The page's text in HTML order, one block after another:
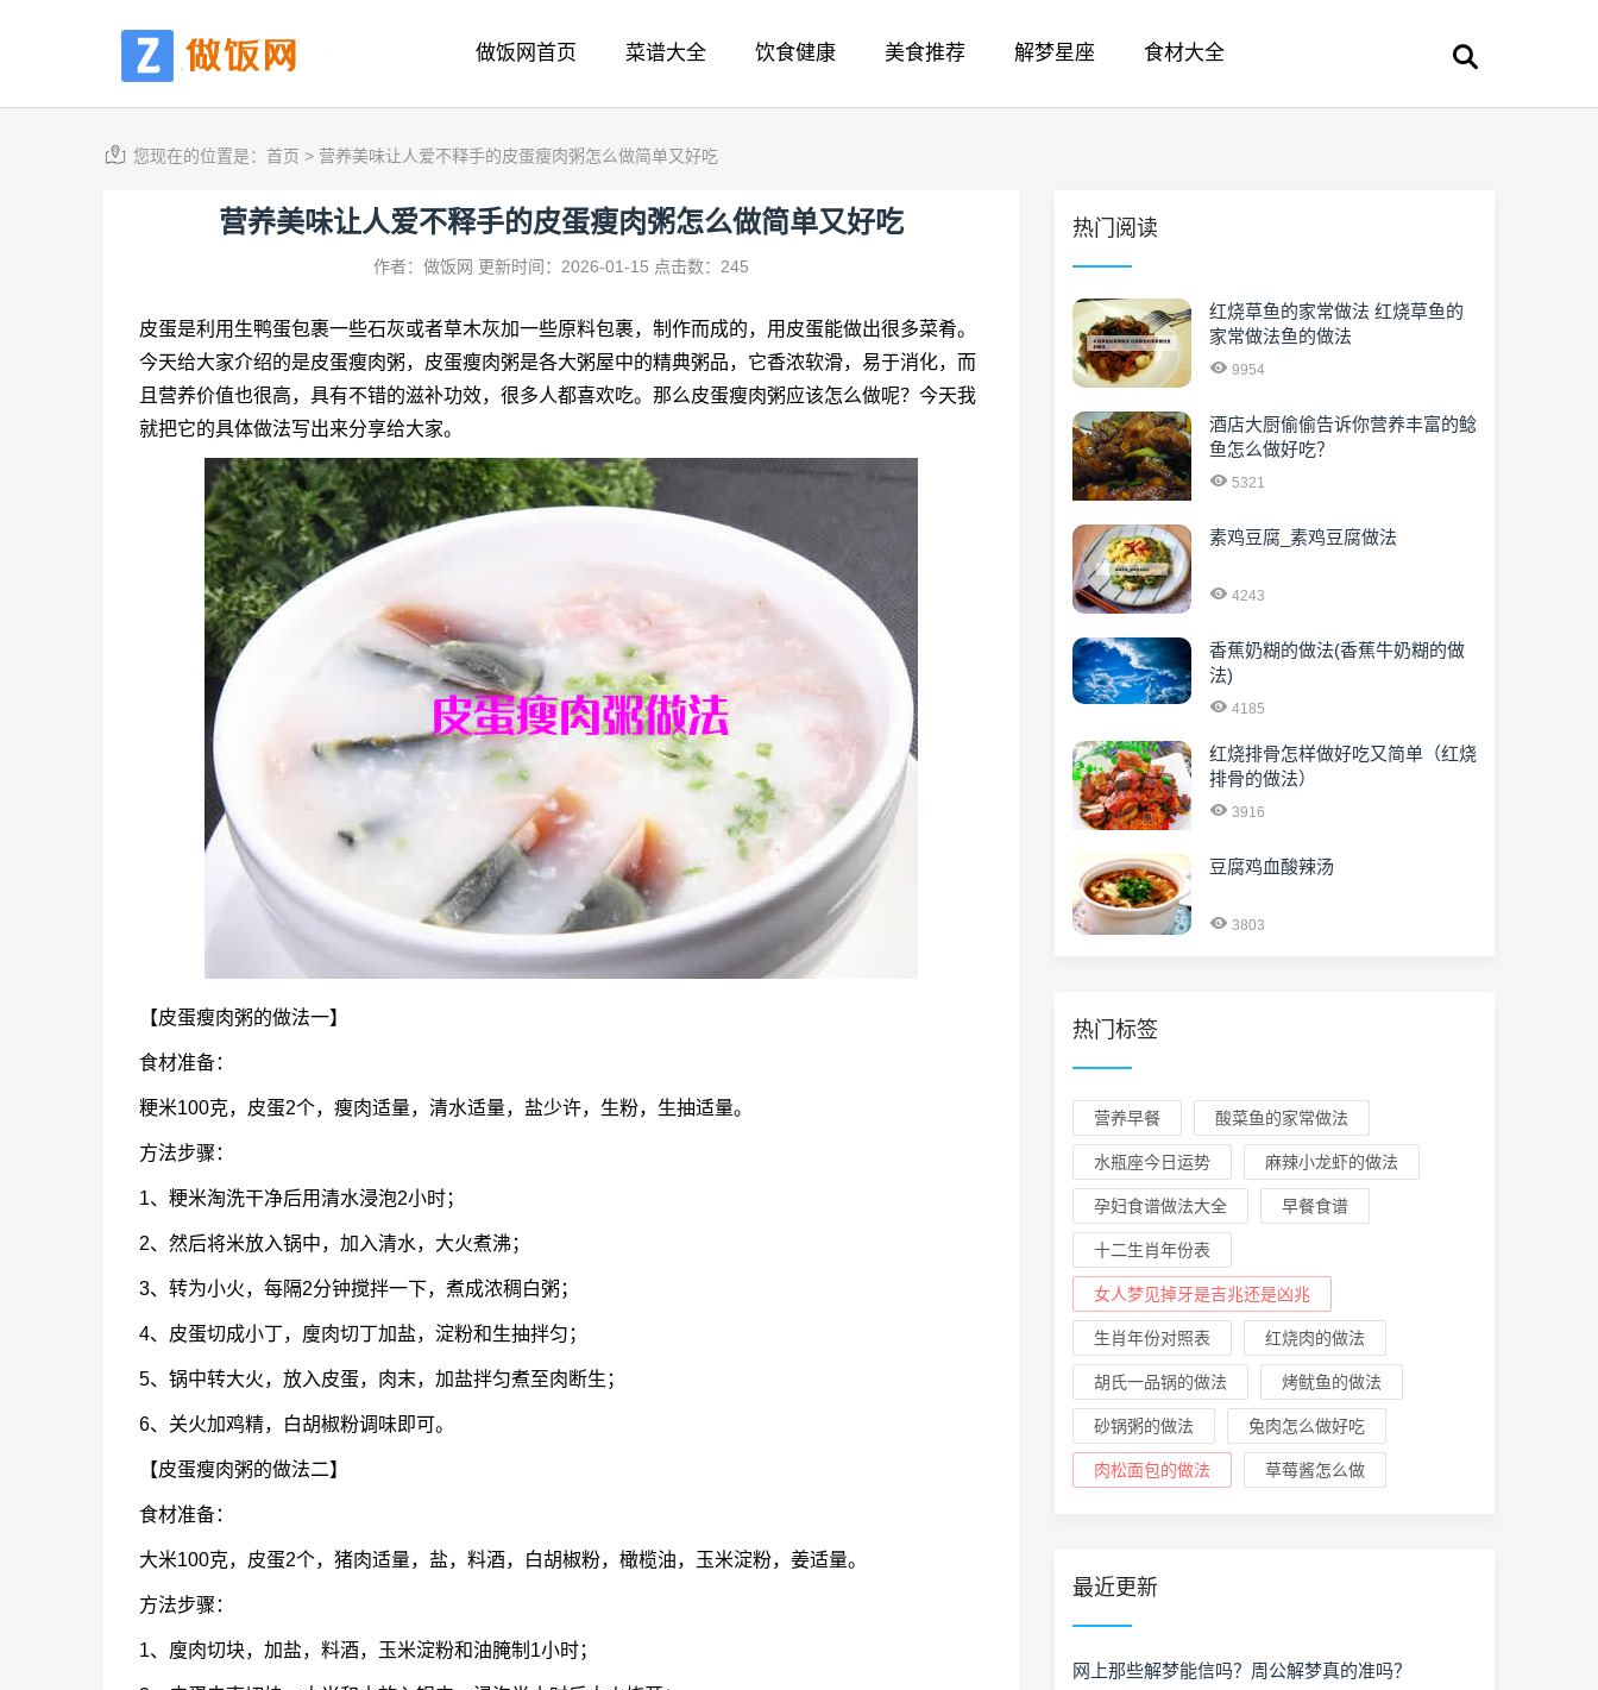
做饭网首页 菜谱大全 饮食健康 美食推荐 解梦星座 食材大全
您现在的位置是： 首页 > 营养美味让人爱不释手的皮蛋瘦肉粥怎么做简单又好吃
营养美味让人爱不释手的皮蛋瘦肉粥怎么做简单又好吃
作者：做饭网 更新时间：2026-01-15 点击数：245
皮蛋是利用生鸭蛋包裹一些石灰或者草木灰加一些原料包裹，制作而成的，用皮蛋能做出很多菜肴。
今天给大家介绍的是皮蛋瘦肉粥，皮蛋瘦肉粥是各大粥屋中的精典粥品，它香浓软滑，易于消化，而
且营养价值也很高，具有不错的滋补功效，很多人都喜欢吃。那么皮蛋瘦肉粥应该怎么做呢？今天我
就把它的具体做法写出来分享给大家。
【皮蛋瘦肉粥的做法一】
食材准备：
粳米100克，皮蛋2个，瘦肉适量，清水适量，盐少许，生粉，生抽适量。
方法步骤：
1、粳米淘洗干净后用清水浸泡2小时；
2、然后将米放入锅中，加入清水，大火煮沸；
3、转为小火，每隔2分钟搅拌一下，煮成浓稠白粥；
4、皮蛋切成小丁，廋肉切丁加盐，淀粉和生抽拌匀；
5、锅中转大火，放入皮蛋，肉末，加盐拌匀煮至肉断生；
6、关火加鸡精，白胡椒粉调味即可。
【皮蛋瘦肉粥的做法二】
食材准备：
大米100克，皮蛋2个，猪肉适量，盐，料酒，白胡椒粉，橄榄油，玉米淀粉，姜适量。
方法步骤：
1、廋肉切块，加盐，料酒，玉米淀粉和油腌制1小时；
热门阅读
红烧草鱼的家常做法 红烧草鱼的
家常做法鱼的做法
9954
酒店大厨偷偷告诉你营养丰富的鲶
鱼怎么做好吃？
5321
素鸡豆腐_素鸡豆腐做法
4243
香蕉奶糊的做法(香蕉牛奶糊的做
法)
4185
红烧排骨怎样做好吃又简单（红烧
排骨的做法）
3916
豆腐鸡血酸辣汤
3803
热门标签
营养早餐 酸菜鱼的家常做法
水瓶座今日运势 麻辣小龙虾的做法
孕妇食谱做法大全 早餐食谱
十二生肖年份表
女人梦见掉牙是吉兆还是凶兆
生肖年份对照表 红烧肉的做法
胡氏一品锅的做法 烤鱿鱼的做法
砂锅粥的做法 兔肉怎么做好吃
肉松面包的做法 草莓酱怎么做
最近更新
网上那些解梦能信吗？周公解梦真的准吗？